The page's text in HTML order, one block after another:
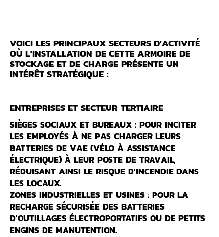
VOICI LES PRINCIPAUX SECTEURS D'ACTIVITÉ
OÙ L'INSTALLATION DE CETTE ARMOIRE DE
STOCKAGE ET DE CHARGE PRÉSENTE UN
INTÉRÊT STRATÉGIQUE :
ENTREPRISES ET SECTEUR TERTIAIRE
SIÈGES SOCIAUX ET BUREAUX : POUR INCITER
LES EMPLOYÉS À NE PAS CHARGER LEURS
BATTERIES DE VAE (VÉLO À ASSISTANCE
ÉLECTRIQUE) À LEUR POSTE DE TRAVAIL,
RÉDUISANT AINSI LE RISQUE D'INCENDIE DANS
LES LOCAUX.
ZONES INDUSTRIELLES ET USINES : POUR LA
RECHARGE SÉCURISÉE DES BATTERIES
D'OUTILLAGES ÉLECTROPORTATIFS OU DE PETITS
ENGINS DE MANUTENTION.